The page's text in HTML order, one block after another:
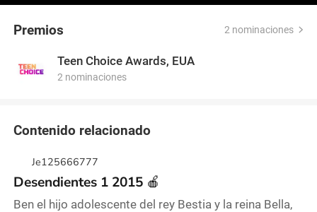
Premios 2 nominaciones
Teen Choice Awards, EUA
2 nominaciones
Contenido relacionado
Je125666777
Desendientes 1 2015 🍎
Ben el hijo adolescente del rey Bestia y la reina Bella,